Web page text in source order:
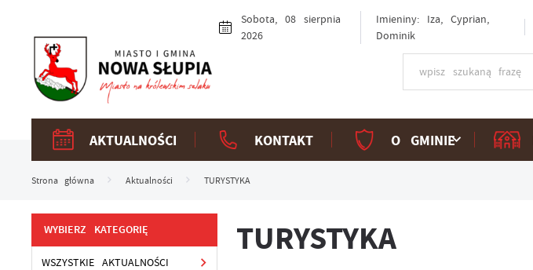
Sobota, 08 sierpnia
2026
Imieniny: Iza, Cyprian,
Dominik
AKTUALNOŚCI KONTAKT O GMINIE
Strona główna Aktualności TURYSTYKA
WYBIERZ KATEGORIĘ
WSZYSTKIE AKTUALNOŚCI
TURYSTYKA